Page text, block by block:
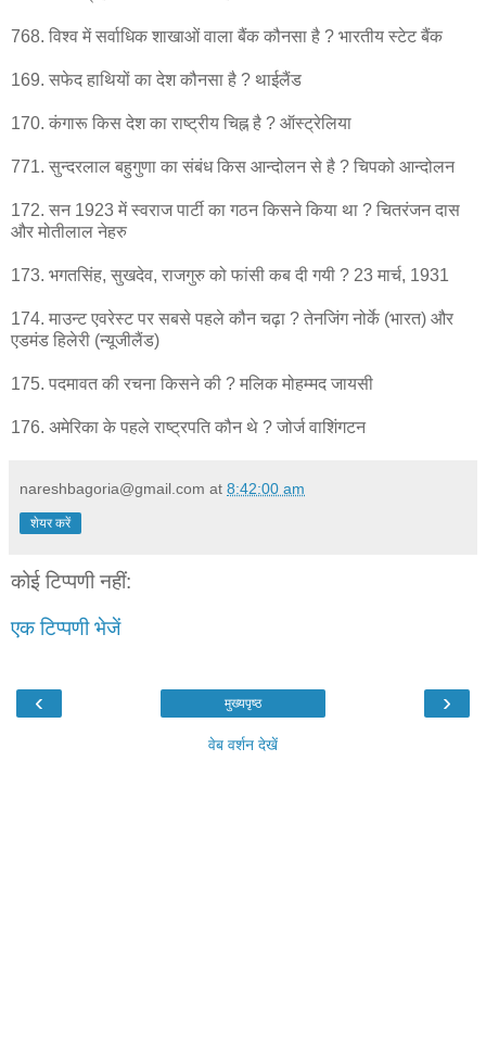
768. विश्व में सर्वाधिक शाखाओं वाला बैंक कौनसा है ? भारतीय स्टेट बैंक
169. सफेद हाथियों का देश कौनसा है ? थाईलैंड
170. कंगारू किस देश का राष्ट्रीय चिह्न है ? ऑस्ट्रेलिया
771. सुन्दरलाल बहुगुणा का संबंध किस आन्दोलन से है ? चिपको आन्दोलन
172. सन 1923 में स्वराज पार्टी का गठन किसने किया था ? चितरंजन दास
और मोतीलाल नेहरु
173. भगतसिंह, सुखदेव, राजगुरु को फांसी कब दी गयी ? 23 मार्च, 1931
174. माउन्ट एवरेस्ट पर सबसे पहले कौन चढ़ा ? तेनजिंग नोर्के (भारत) और
एडमंड हिलेरी (न्यूजीलैंड)
175. पदमावत की रचना किसने की ? मलिक मोहम्मद जायसी
176. अमेरिका के पहले राष्ट्रपति कौन थे ? जोर्ज वाशिंगटन
nareshbagoria@gmail.com at 8:42:00 am
शेयर करें
कोई टिप्पणी नहीं:
एक टिप्पणी भेजें
‹ ›
मुख्यपृष्ठ
वेब वर्शन देखें